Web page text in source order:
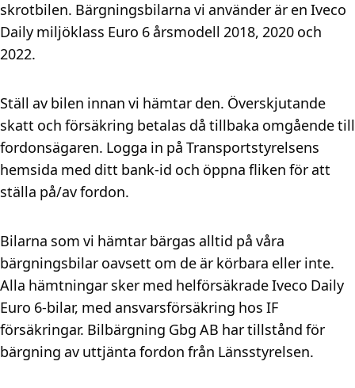
skrotbilen. Bärgningsbilarna vi använder är en Iveco
Daily miljöklass Euro 6 årsmodell 2018, 2020 och
2022.
Ställ av bilen innan vi hämtar den. Överskjutande
skatt och försäkring betalas då tillbaka omgående till
fordonsägaren. Logga in på Transportstyrelsens
hemsida med ditt bank-id och öppna fliken för att
ställa på/av fordon.
Bilarna som vi hämtar bärgas alltid på våra
bärgningsbilar oavsett om de är körbara eller inte.
Alla hämtningar sker med helförsäkrade Iveco Daily
Euro 6-bilar, med ansvarsförsäkring hos IF
försäkringar. Bilbärgning Gbg AB har tillstånd för
bärgning av uttjänta fordon från Länsstyrelsen.